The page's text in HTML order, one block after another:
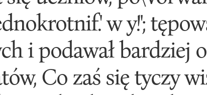
w y!';
i podawał bardziej
Co zaś się tyczy